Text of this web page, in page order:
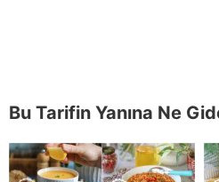
Bu Tarifin Yanına Ne